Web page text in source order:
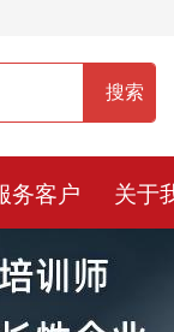
服
务客户 关于